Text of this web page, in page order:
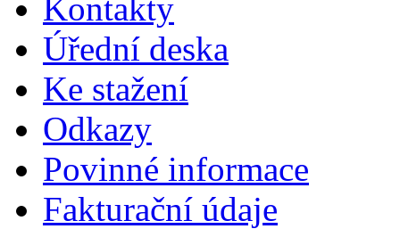
Kontakty
Úřední deska
Ke stažení
Odkazy
Povinné informace
Fakturační údaje